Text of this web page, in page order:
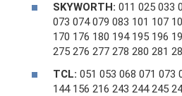
SKYWORTH: 011 025 033
073 074 079 083 101 107
170 176 180 194 195 196
275 276 277 278 280 281
TCL: 051 053 068 071 073
144 156 216 243 244 245